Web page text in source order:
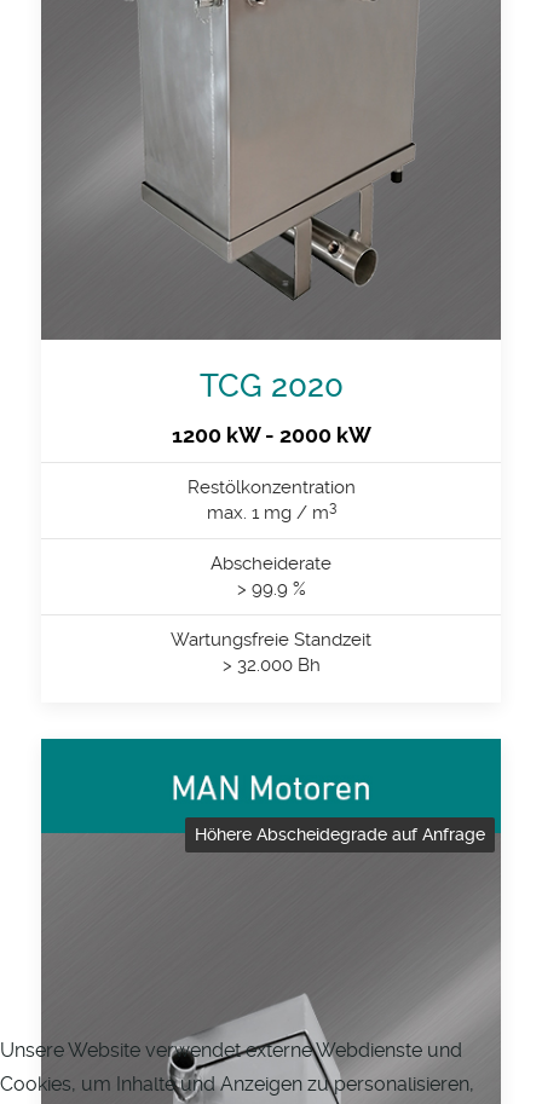
TCG 2020
1200 kW - 2000 kW
Restölkonzentration
max. 1 mg / m3
Abscheiderate
> 99.9 %
Wartungsfreie Standzeit
> 32.000 Bh
Höhere Abscheidegrade auf Anfrage
Unsere Website verwendet externe Webdienste und
Cookies, um Inhalte und Anzeigen zu personalisieren,